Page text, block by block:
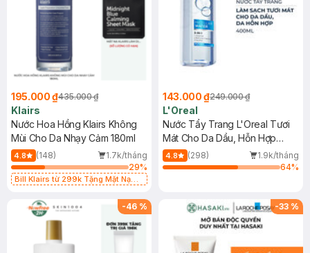
195.000 ₫435.000 ₫
Klairs
Nước Hoa Hồng Klairs Không
Mùi Cho Da Nhạy Cảm 180ml
4.8 (148)
1.7k/tháng
29%
Bill Klairs từ 299k Tặng Mặt Nạ
25ml (SL Có Hạn)
143.000 ₫249.000 ₫
L'Oreal
Nước Tẩy Trang L'Oreal Tươi
Mát Cho Da Dầu, Hỗn Hợp
400ml
4.8 (298)
1.9k/tháng
64%
-46 % -33 %